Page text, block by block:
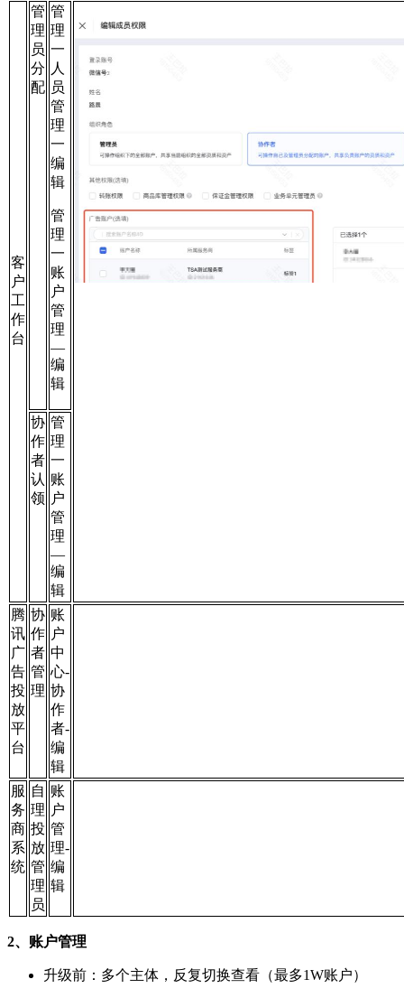
客
户
工
作
台
管
理
员
分
配
管
理
一
人
员
管
理
一
编
辑
管
理
一
账
户
管
理
—
编
辑
协
作
者
认
领
管
理
一
账
户
管
理
—
编
辑
腾
讯
广
告
投
放
平
台
协
作
者
管
理
账
户
中
心-
协
作
者-
编
辑
服
务
商
系
统
自
理
投
放
管
理
员
账
户
管
理-
编
辑
2、账户管理
升级前：多个主体，反复切换查看（最多1W账户）